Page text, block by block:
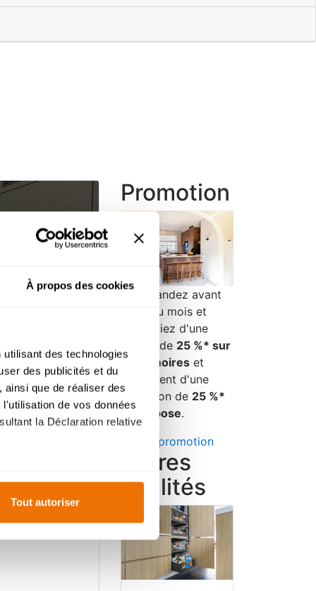
À propos des cookies
des technologies
des publicités et du
que de réaliser des
de vos données
la Déclaration relative
(empreintes
sur les cookies.
Tout autoriser
cuisine
Promotion
Commandez avant
la fin du mois et
bénéficiez d'une
remise de 25 %* sur
les armoires et
également d'une
réduction de 25 %*
sur la pose.
Voir la promotion
Autres
qualités